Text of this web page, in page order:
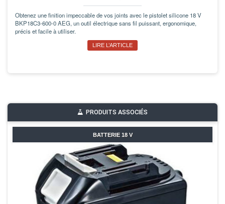
Obtenez une finition impeccable de vos joints avec le pistolet silicone 18 V
BKP18C3-600-0 AEG, un outil électrique sans fil puissant, ergonomique,
précis et facile à utiliser.
LIRE L’ARTICLE
PRODUITS ASSOCIÉS
BATTERIE 18 V